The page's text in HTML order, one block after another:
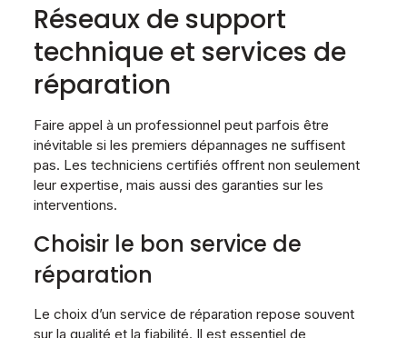
Réseaux de support
technique et services de
réparation
Faire appel à un professionnel peut parfois être
inévitable si les premiers dépannages ne suffisent
pas. Les techniciens certifiés offrent non seulement
leur expertise, mais aussi des garanties sur les
interventions.
Choisir le bon service de
réparation
Le choix d’un service de réparation repose souvent
sur la qualité et la fiabilité. Il est essentiel de